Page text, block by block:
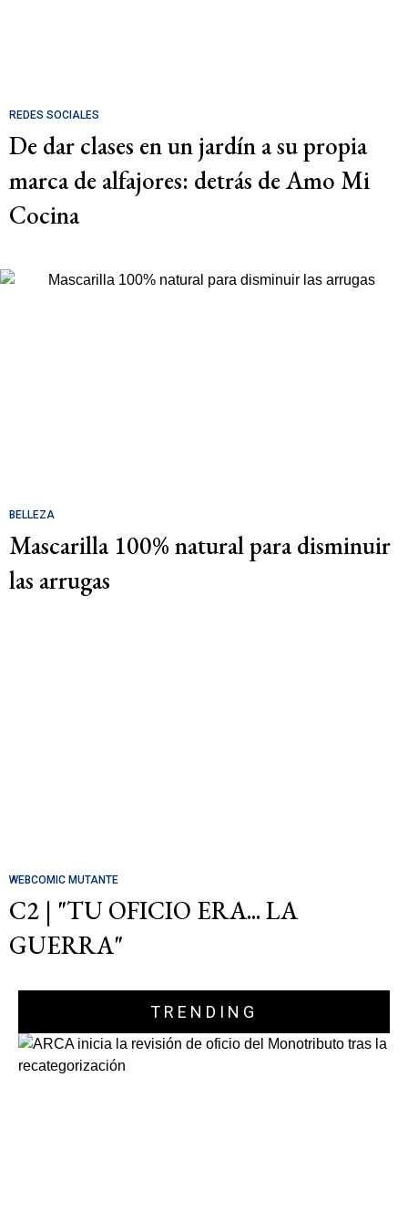
REDES SOCIALES
De dar clases en un jardín a su propia
marca de alfajores: detrás de Amo Mi
Cocina
BELLEZA
Mascarilla 100% natural para disminuir
las arrugas
WEBCOMIC MUTANTE
C2 | "TU OFICIO ERA... LA
GUERRA"
TRENDING